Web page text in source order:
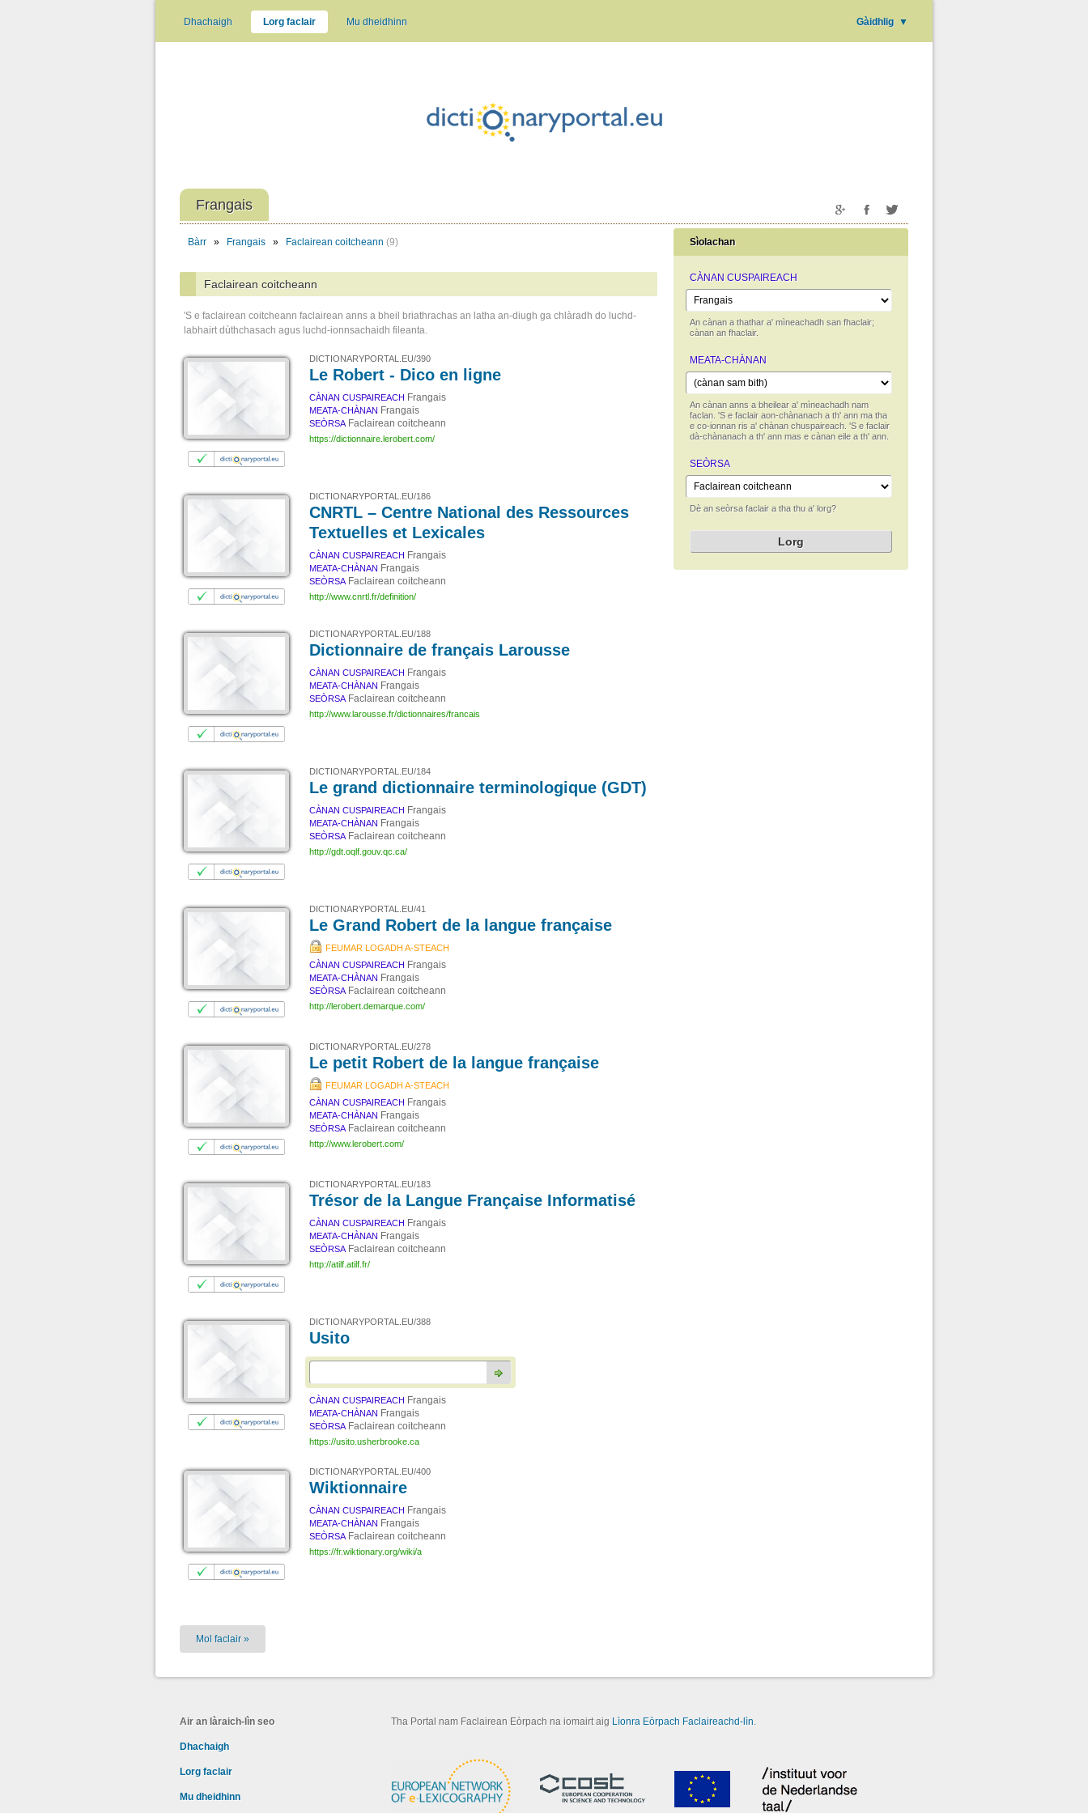
Dhachaigh Lorg faclair Mu dheidhinn Gàidhlig ▼
Frangais
Sìolachan
CÀNAN CUSPAIREACH
An cànan a thathar a' mìneachadh san fhaclair;
cànan an fhaclair.
MEATA-CHÀNAN
An cànan anns a bheilear a' mìneachadh nam
faclan. 'S e faclair aon-chànanach a th' ann ma tha
e co-ionnan ris a' chànan chuspaireach. 'S e faclair
dà-chànanach a th' ann mas e cànan eile a th' ann.
SEÒRSA
Dè an seòrsa faclair a tha thu a' lorg?
Bàrr » Frangais » Faclairean coitcheann (9)
Faclairean coitcheann
'S e faclairean coitcheann faclairean anns a bheil briathrachas an latha an-diugh ga chlàradh do luchd-
labhairt dùthchasach agus luchd-ionnsachaidh fileanta.
DICTIONARYPORTAL.EU/390
Le Robert - Dico en ligne
CÀNAN CUSPAIREACH Frangais
MEATA-CHÀNAN Frangais
SEÒRSA Faclairean coitcheann
https://dictionnaire.lerobert.com/
DICTIONARYPORTAL.EU/186
CNRTL – Centre National des Ressources
Textuelles et Lexicales
CÀNAN CUSPAIREACH Frangais
MEATA-CHÀNAN Frangais
SEÒRSA Faclairean coitcheann
http://www.cnrtl.fr/definition/
DICTIONARYPORTAL.EU/188
Dictionnaire de français Larousse
CÀNAN CUSPAIREACH Frangais
MEATA-CHÀNAN Frangais
SEÒRSA Faclairean coitcheann
http://www.larousse.fr/dictionnaires/francais
DICTIONARYPORTAL.EU/184
Le grand dictionnaire terminologique (GDT)
CÀNAN CUSPAIREACH Frangais
MEATA-CHÀNAN Frangais
SEÒRSA Faclairean coitcheann
http://gdt.oqlf.gouv.qc.ca/
DICTIONARYPORTAL.EU/41
Le Grand Robert de la langue française
FEUMAR LOGADH A-STEACH
CÀNAN CUSPAIREACH Frangais
MEATA-CHÀNAN Frangais
SEÒRSA Faclairean coitcheann
http://lerobert.demarque.com/
DICTIONARYPORTAL.EU/278
Le petit Robert de la langue française
FEUMAR LOGADH A-STEACH
CÀNAN CUSPAIREACH Frangais
MEATA-CHÀNAN Frangais
SEÒRSA Faclairean coitcheann
http://www.lerobert.com/
DICTIONARYPORTAL.EU/183
Trésor de la Langue Française Informatisé
CÀNAN CUSPAIREACH Frangais
MEATA-CHÀNAN Frangais
SEÒRSA Faclairean coitcheann
http://atilf.atilf.fr/
DICTIONARYPORTAL.EU/388
Usito
CÀNAN CUSPAIREACH Frangais
MEATA-CHÀNAN Frangais
SEÒRSA Faclairean coitcheann
https://usito.usherbrooke.ca
DICTIONARYPORTAL.EU/400
Wiktionnaire
CÀNAN CUSPAIREACH Frangais
MEATA-CHÀNAN Frangais
SEÒRSA Faclairean coitcheann
https://fr.wiktionary.org/wiki/a
Mol faclair »
Air an làraich-lìn seo
Dhachaigh
Lorg faclair
Mu dheidhinn
Tha Portal nam Faclairean Eòrpach na iomairt aig Lìonra Eòrpach Faclaireachd-lìn.